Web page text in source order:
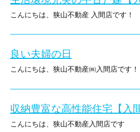
入間市鍵山2丁目 売地 2,480万円
敷地面積56坪でゆとりある敷地です
思い思いのお家を建てて新生活はいか
＜＜ その他物件情報 ＞＞
こんにちは、狭山不動産 入間店です！
入間市上藤沢中古戸建 価格：2,380万円
こちらはレンガ調の洋風な外観が素敵
イオンスタイルやヨークマート等のス
良い夫婦の日
こんにちは、狭山不動産㈱入間店です！
語呂合わせ（4＝よ、2＝ふ、2＝ふ）
収納豊富な高性能住宅【入
こんにちは、狭山不動産入間店です